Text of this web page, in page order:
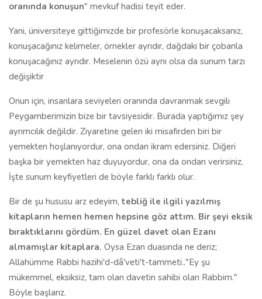
oranında konuşun" mevkuf hadisi teyit eder.
Yani, üniversiteye gittiğimizde bir profesörle konuşacaksanız,
konuşacağınız kelimeler, örnekler ayrıdır, dağdaki bir çobanla
konuşacağınız ayrıdır. Meselenin özü aynı olsa da sunum tarzı
değişiktir
Onun için, insanlara seviyeleri oranında davranmak sevgili
Peygamberimizin bize bir tavsiyesidir. Burada yaptığımız şey
ayrımcılık değildir. Ziyaretine gelen iki misafirden biri bir
yemekten hoşlanıyordur, ona ondan ikram edersiniz. Diğeri
başka bir yemekten haz duyuyordur, ona da ondan verirsiniz.
İşte sunum keyfiyetleri de böyle farklı farklı olur.
Bir de şu hususu arz edeyim, tebliğ ile ilgili yazılmış
kitapların hemen hemen hepsine göz attım. Bir şeyi eksik
bıraktıklarını gördüm. En güzel davet olan Ezanı
almamışlar kitaplara. Oysa Ezan duasında ne deriz;
Allahümme Rabbi hazihi'd-dâ'veti't-tammeti.."Ey şu
mükemmel, eksiksiz, tam olan davetin sahibi olan Rabbim."
Böyle başlarız.